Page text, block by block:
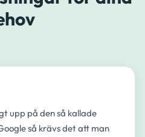
upp på den så kallade
så krävs det att man